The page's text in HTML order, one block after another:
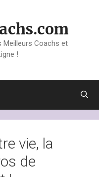
Meilleurs Coachs et
!
vie, la
de